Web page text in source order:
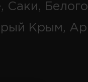
Саки,
Крым,